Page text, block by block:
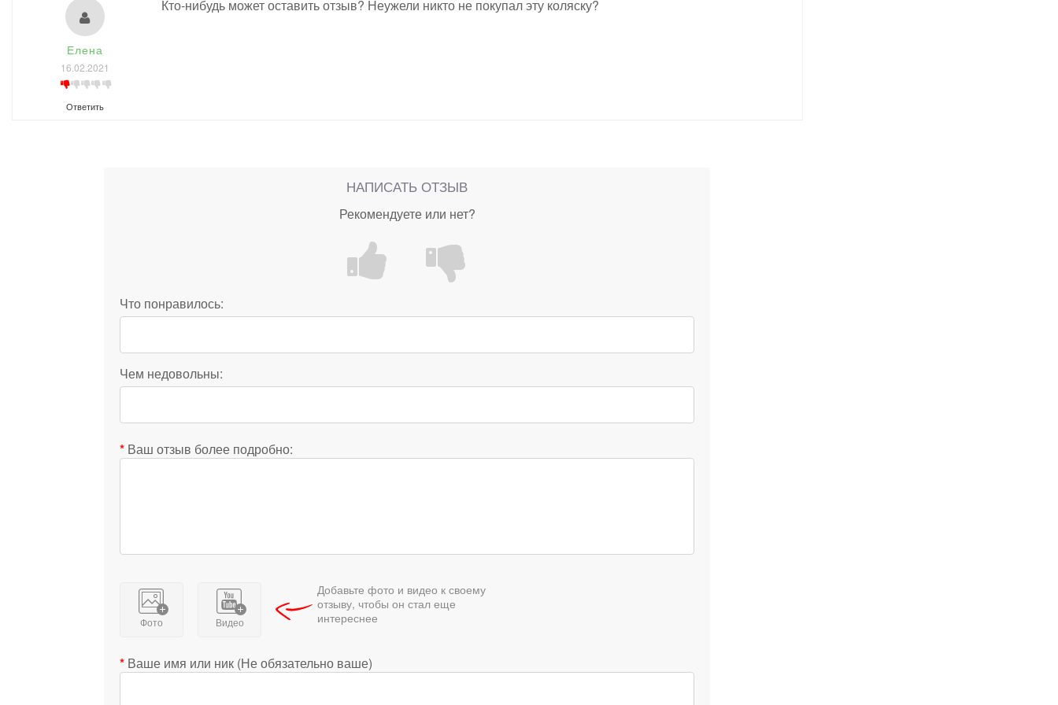
Елена
16.02.2021
Ответить
Кто-нибудь может оставить отзыв? Неужели никто не покупал эту коляску?
НАПИСАТЬ ОТЗЫВ
Рекомендуете или нет?
Что понравилось:
Чем недовольны:
Ваш отзыв более подробно:
Фото Видео
Добавьте фото и видео к своему
отзыву, чтобы он стал еще
интереснее
Ваше имя или ник (Не обязательно ваше)